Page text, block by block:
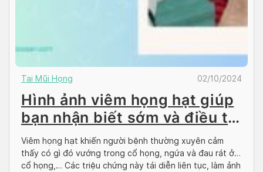
Tai Mũi Họng 02/10/2024
Hình ảnh viêm họng hạt giúp
bạn nhận biết sớm và điều trị
kịp thời
Viêm họng hạt khiến người bệnh thường xuyên cảm
thấy có gì đó vướng trong cổ họng, ngứa và đau rát ở
cổ họng,… Các triệu chứng này tái diễn liên tục, làm ảnh